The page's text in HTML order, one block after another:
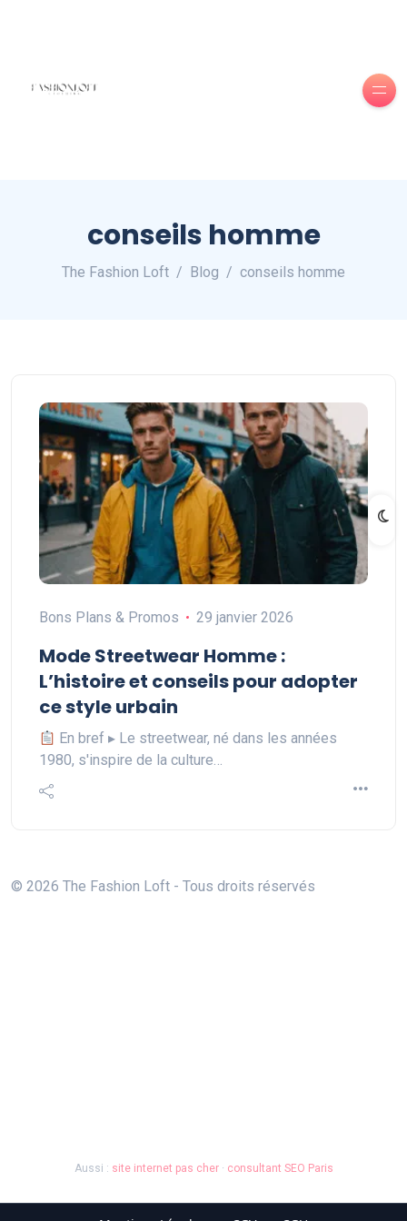
conseils homme
The Fashion Loft Blog conseils homme
Bons Plans & Promos 29 janvier 2026
Mode Streetwear Homme :
L’histoire et conseils pour adopter
ce style urbain
En bref ▸ Le streetwear, né dans les années
1980, s'inspire de la culture…
© 2026 The Fashion Loft - Tous droits réservés
Aussi : site internet pas cher· consultant SEO Paris